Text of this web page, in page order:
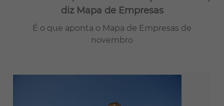
diz Mapa de Empresas
É o que aponta o Mapa de Empresas de
novembro